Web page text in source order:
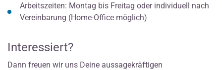
Arbeitszeiten: Montag bis Freitag oder individuell nach
Vereinbarung (Home-Office möglich)
Interessiert?
Dann freuen wir uns Deine aussagekräftigen